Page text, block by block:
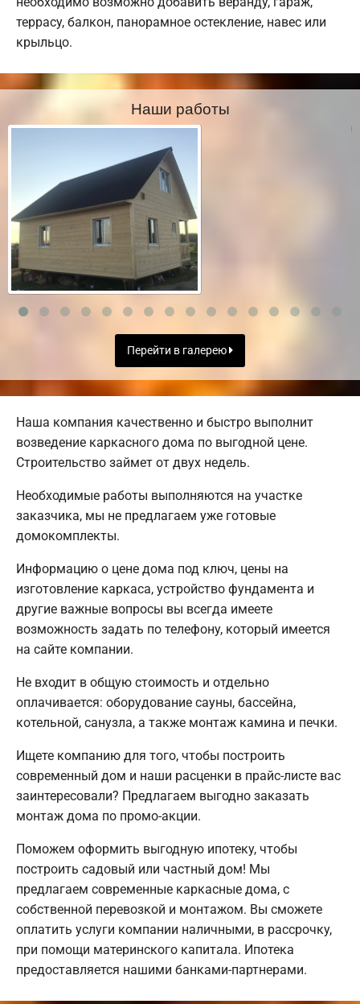
террасу, балкон, панорамное остекление, навес или
крыльцо.
Наши работы
Перейти в галерею
Наша компания качественно и быстро выполнит
возведение каркасного дома по выгодной цене.
Строительство займет от двух недель.
Необходимые работы выполняются на участке
заказчика, мы не предлагаем уже готовые
домокомплекты.
Информацию о цене дома под ключ, цены на
изготовление каркаса, устройство фундамента и
другие важные вопросы вы всегда имеете
возможность задать по телефону, который имеется
на сайте компании.
Не входит в общую стоимость и отдельно
оплачивается: оборудование сауны, бассейна,
котельной, санузла, а также монтаж камина и печки.
Ищете компанию для того, чтобы построить
современный дом и наши расценки в прайс-листе вас
заинтересовали? Предлагаем выгодно заказать
монтаж дома по промо-акции.
Поможем оформить выгодную ипотеку, чтобы
построить садовый или частный дом! Мы
предлагаем современные каркасные дома, с
собственной перевозкой и монтажом. Вы сможете
оплатить услуги компании наличными, в рассрочку,
при помощи материнского капитала. Ипотека
предоставляется нашими банками-партнерами.